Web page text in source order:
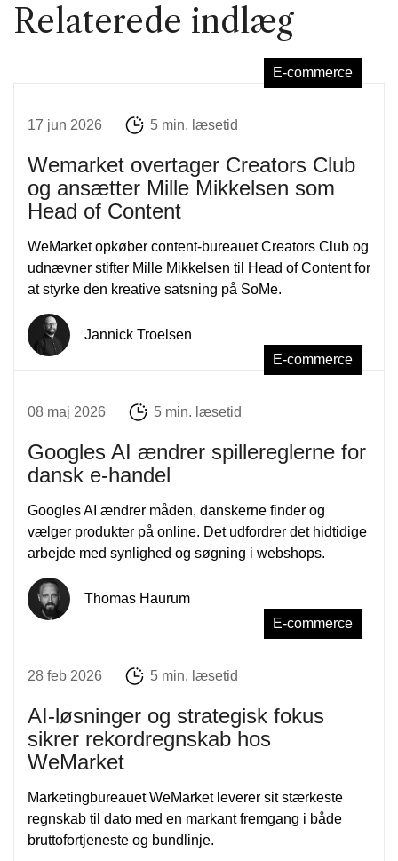
Relaterede indlæg
E-commerce
17 jun 2026 5 min. læsetid
Wemarket overtager Creators Club
og ansætter Mille Mikkelsen som
Head of Content
WeMarket opkøber content-bureauet Creators Club og
udnævner stifter Mille Mikkelsen til Head of Content for
at styrke den kreative satsning på SoMe.
Jannick Troelsen
E-commerce
08 maj 2026 5 min. læsetid
Googles AI ændrer spillereglerne for
dansk e-handel
Googles AI ændrer måden, danskerne finder og
vælger produkter på online. Det udfordrer det hidtidige
arbejde med synlighed og søgning i webshops.
Thomas Haurum
E-commerce
28 feb 2026 5 min. læsetid
AI-løsninger og strategisk fokus
sikrer rekordregnskab hos
WeMarket
Marketingbureauet WeMarket leverer sit stærkeste
regnskab til dato med en markant fremgang i både
bruttofortjeneste og bundlinje.